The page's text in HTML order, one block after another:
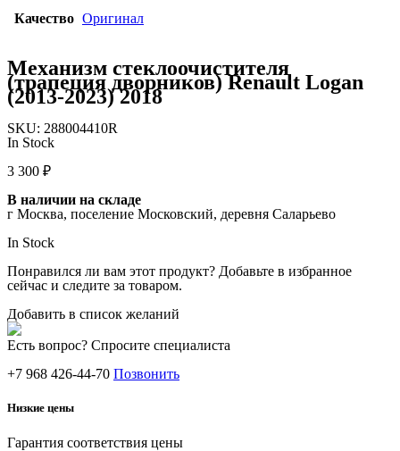
Качество Оригинал
Механизм стеклоочистителя
(трапеция дворников) Renault Logan
(2013-2023) 2018
SKU: 288004410R
In Stock
3 300 ₽
В наличии на складе
г Москва, поселение Московский, деревня Саларьево
In Stock
Понравился ли вам этот продукт? Добавьте в избранное
сейчас и следите за товаром.
Добавить в список желаний
Есть вопрос? Спросите специалиста
+7 968 426-44-70 Позвонить
Низкие цены
Гарантия соответствия цены